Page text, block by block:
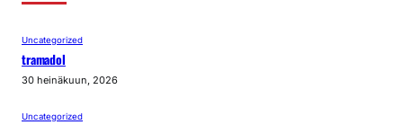
Uncategorized
tramadol
30 heinäkuun, 2026
Uncategorized